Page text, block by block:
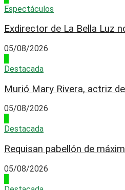
Espectáculos
Exdirector de La Bella Luz
05/08/2026
Destacada
Murió Mary Rivera, actriz
05/08/2026
Destacada
Requisan pabellón de
05/08/2026